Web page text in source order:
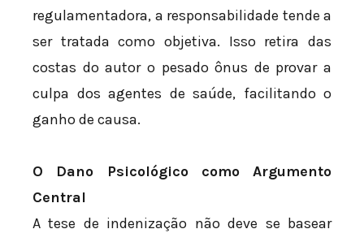
regulamentadora, a responsabilidade tende a
ser tratada como objetiva. Isso retira das
costas do autor o pesado ônus de provar a
culpa dos agentes de saúde, facilitando o
ganho de causa.
O Dano Psicológico como Argumento
Central
A tese de indenização não deve se basear